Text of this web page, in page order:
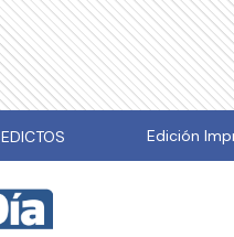
EDICTOS Edición